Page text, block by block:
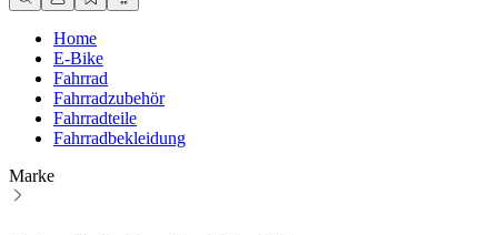
Home
E-Bike
Fahrrad
Fahrradzubehör
Fahrradteile
Fahrradbekleidung
Marke